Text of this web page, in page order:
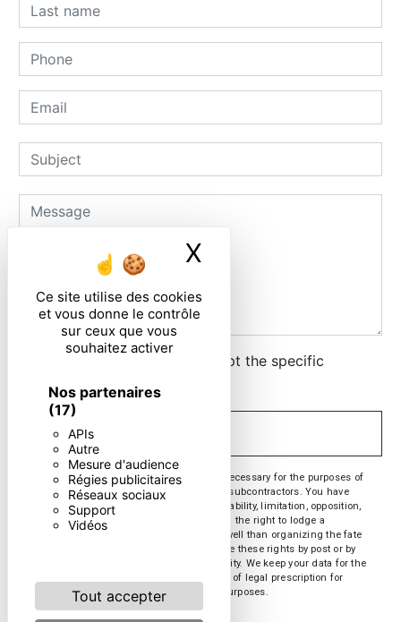
Ce site utilise des cookies
et vous donne le contrôle
sur ceux que vous
souhaitez activer
Nos partenaires
(17)
APIs
Autre
Mesure d'audience
Régies publicitaires
Réseaux sociaux
Support
Vidéos
Tout accepter
X
By checking this box, I accept the specific
conditions below **
** The personal data communicated are necessary for the purposes of
contacting you. They are intended and its subcontractors. You have
rights of access, rectification, erasure, portability, limitation, opposition,
withdrawal of your consent at any time and the right to lodge a
complaint with a supervisory authority, as well than organizing the fate
of your post-mortem data. You can exercise these rights by post or by
email. You may be asked for proof of identity. We keep your data for the
period of contact and then for the duration of legal prescription for
probationary and litigation management purposes.